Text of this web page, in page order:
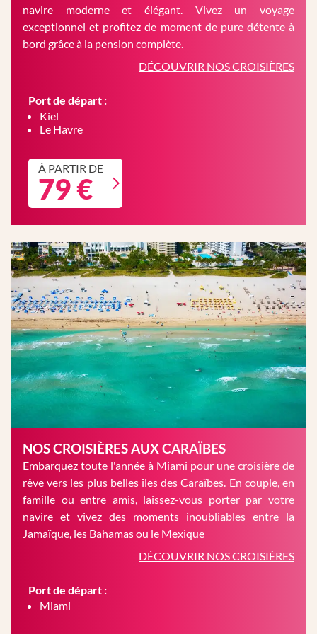
navire moderne et élégant. Vivez un voyage
exceptionnel et profitez de moment de pure détente à
bord grâce à la pension complète.
DÉCOUVRIR NOS CROISIÈRES
Port de départ :
Kiel
Le Havre
À PARTIR DE
79 €
NOS CROISIÈRES AUX CARAÏBES
Embarquez toute l'année à Miami pour une croisière de
rêve vers les plus belles îles des Caraïbes. En couple, en
famille ou entre amis, laissez-vous porter par votre
navire et vivez des moments inoubliables entre la
Jamaïque, les Bahamas ou le Mexique
DÉCOUVRIR NOS CROISIÈRES
Port de départ :
Miami